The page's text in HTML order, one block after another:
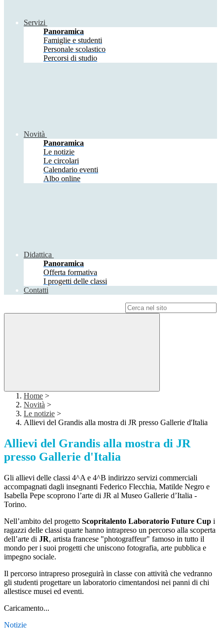
Servizi
Panoramica
Famiglie e studenti
Personale scolastico
Percorsi di studio
Novità
Panoramica
Le notizie
Le circolari
Calendario eventi
Albo online
Didattica
Panoramica
Offerta formativa
I progetti delle classi
Contatti
Home >
Novità >
Le notizie >
Allievi del Grandis alla mostra di JR presso Gallerie d'Italia
Allievi del Grandis alla mostra di JR
presso Gallerie d'Italia
Gli allievi delle classi 4^A e 4^B indirizzo servizi commerciali
accompagnati dagli insegnanti Federico Flecchia, Matilde Negro e
Isabella Pepe scoprono l’arte di JR al Museo Gallerie d’Italia -
Torino.
Nell’ambito del progetto Scopritalento Laboratorio Future Cup i
ragazzi delle classi quarte hanno intrapreso un percorso alla scoperta
dell’arte di JR, artista francese "photograffeur" famoso in tutto il
mondo per i suoi progetti che uniscono fotografia, arte pubblica e
impegno sociale.
Il percorso intrapreso proseguirà in classe con attività che vedranno
gli studenti progettare un laboratorio cimentandosi nei panni di chi
allestisce musei ed eventi.
Caricamento...
Notizie